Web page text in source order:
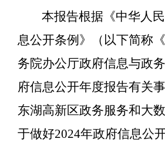
本报告根据《中华人
息公开条例》（以下简称
务院办公厅政府信息与政
府信息公开年度报告有关
东湖高新区政务服务和大
于做好2024年政府信息公